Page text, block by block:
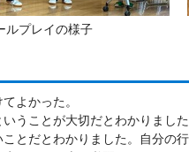
ルプレイの様子
よかった。
うことが大切だとわかりました
とだとわかりました。自分の